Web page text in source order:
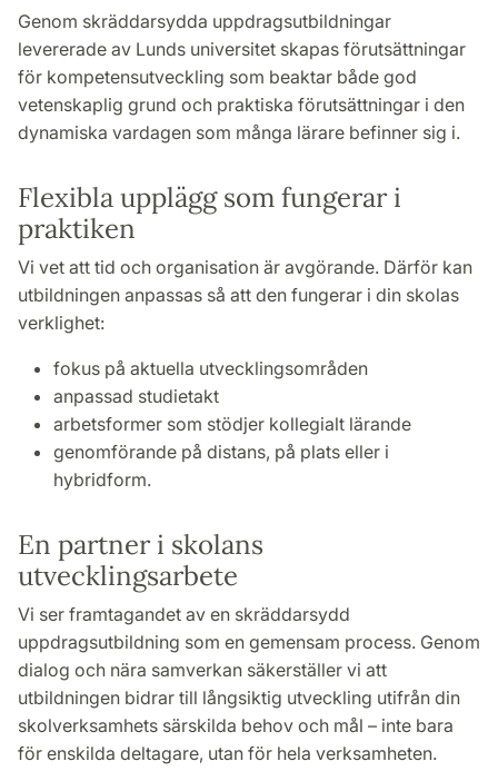
Genom skräddarsydda uppdragsutbildningar
levererade av Lunds universitet skapas förutsättningar
för kompetensutveckling som beaktar både god
vetenskaplig grund och praktiska förutsättningar i den
dynamiska vardagen som många lärare befinner sig i.
Flexibla upplägg som fungerar i
praktiken
Vi vet att tid och organisation är avgörande. Därför kan
utbildningen anpassas så att den fungerar i din skolas
verklighet:
fokus på aktuella utvecklingsområden
anpassad studietakt
arbetsformer som stödjer kollegialt lärande
genomförande på distans, på plats eller i
hybridform.
En partner i skolans
utvecklingsarbete
Vi ser framtagandet av en skräddarsydd
uppdragsutbildning som en gemensam process. Genom
dialog och nära samverkan säkerställer vi att
utbildningen bidrar till långsiktig utveckling utifrån din
skolverksamhets särskilda behov och mål – inte bara
för enskilda deltagare, utan för hela verksamheten.